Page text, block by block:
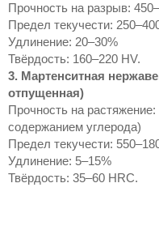
Прочность на разрыв:
Предел текучести:
Удлинение: 20–30%
Твёрдость: 160–220 HV.
3. Мартенситная
отпущенная)
Прочность на
содержанием углерода)
Предел текучести:
Удлинение: 5–15%
Твёрдость: 35–60 HRC.